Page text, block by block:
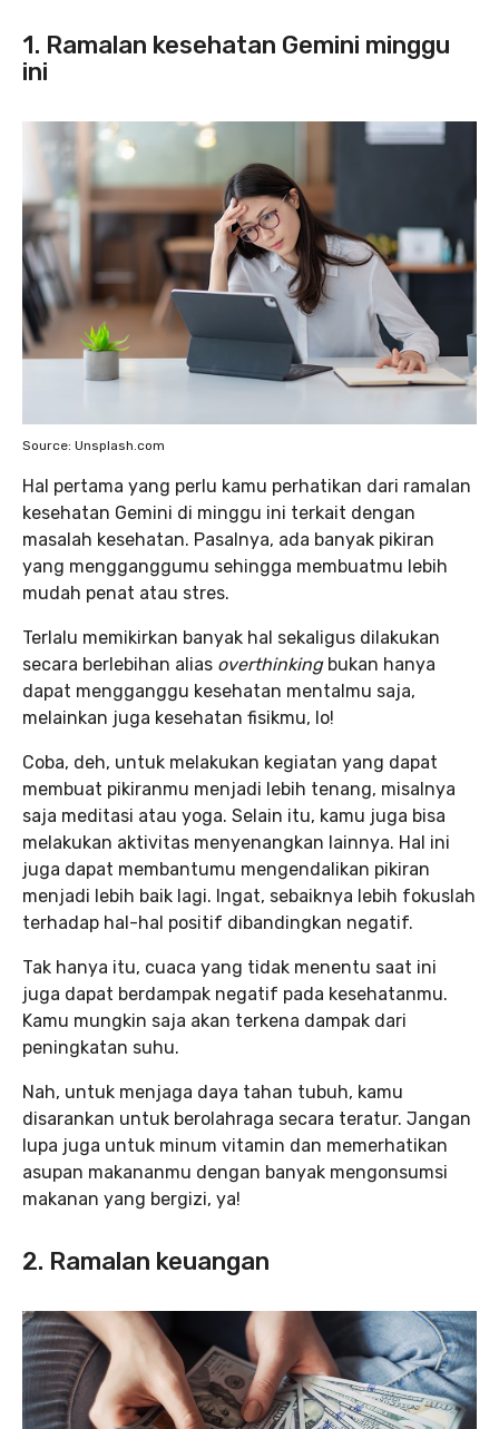
1. Ramalan kesehatan Gemini minggu
ini
Source: Unsplash.com
Hal pertama yang perlu kamu perhatikan dari ramalan
kesehatan Gemini di minggu ini terkait dengan
masalah kesehatan. Pasalnya, ada banyak pikiran
yang mengganggumu sehingga membuatmu lebih
mudah penat atau stres.
Terlalu memikirkan banyak hal sekaligus dilakukan
secara berlebihan alias overthinkingbukan hanya
dapat mengganggu kesehatan mentalmu saja,
melainkan juga kesehatan fisikmu, lo!
Coba, deh, untuk melakukan kegiatan yang dapat
membuat pikiranmu menjadi lebih tenang, misalnya
saja meditasi atau yoga. Selain itu, kamu juga bisa
melakukan aktivitas menyenangkan lainnya. Hal ini
juga dapat membantumu mengendalikan pikiran
menjadi lebih baik lagi. Ingat, sebaiknya lebih fokuslah
terhadap hal-hal positif dibandingkan negatif.
Tak hanya itu, cuaca yang tidak menentu saat ini
juga dapat berdampak negatif pada kesehatanmu.
Kamu mungkin saja akan terkena dampak dari
peningkatan suhu.
Nah, untuk menjaga daya tahan tubuh, kamu
disarankan untuk berolahraga secara teratur. Jangan
lupa juga untuk minum vitamin dan memerhatikan
asupan makananmu dengan banyak mengonsumsi
makanan yang bergizi, ya!
2. Ramalan keuangan